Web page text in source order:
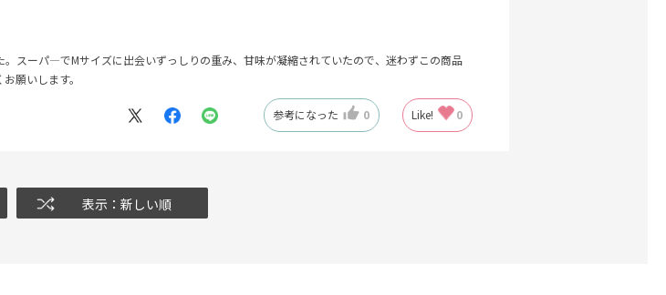
スーパ―でMサイズに出会いずっしりの重み、甘味が凝縮されていたので、迷わずこの商品
願いします。
参考になった 0 Like! 0
表示：新しい順